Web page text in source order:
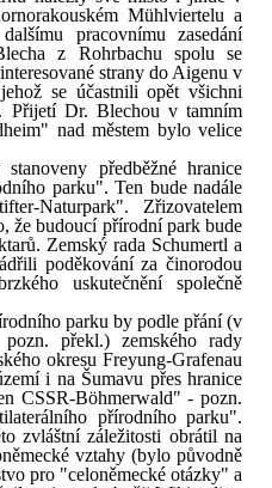
Mühlviertelu a
pracovnímu zasedání
z Rohrbachu spolu se
strany do Aigenu v
se účastnili opět všichni
Přijetí Dr. Blechou v tamním
nad městem bylo velice
předběžné hranice
parku". Ten bude nadále
Naturpark". Zřizovatelem
že budoucí přírodní park bude
Zemský rada Schumertl a
poděkování za činorodou
uskutečnění společně
parku by podle přání (v
překl.) zemského rady
okresu Freyung-Grafenau
i na Šumavu přes hranice
CSSR-Böhmerwald" - pozn.
přírodního parku".
zvláštní záležitosti obrátil na
vztahy (bylo původně
pro "celoněmecké otázky" a